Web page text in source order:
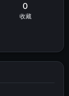
0
收藏